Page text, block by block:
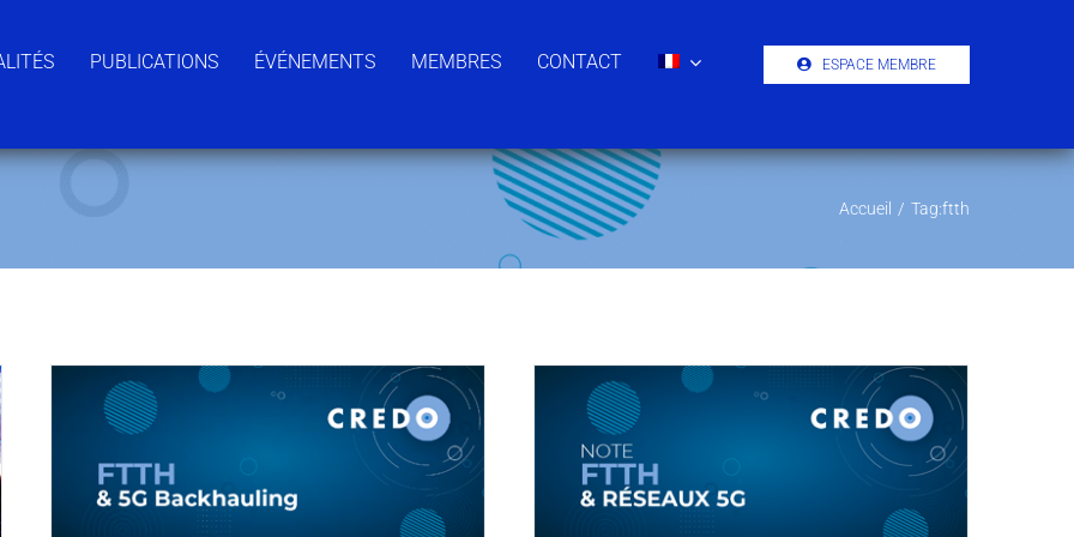
PUBLICATIONS ÉVÉNEMENTS MEMBRES CONTACT ESPACE MEMBRE
Accueil / Tag:ftth